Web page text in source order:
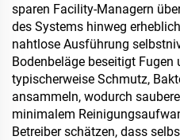
sparen Facility-Managern
des Systems hinweg
nahtlose Ausführung
Bodenbeläge beseitigt Fugen
typischerweise Schmutz,
ansammeln, wodurch
minimalem
Betreiber schätzen, dass